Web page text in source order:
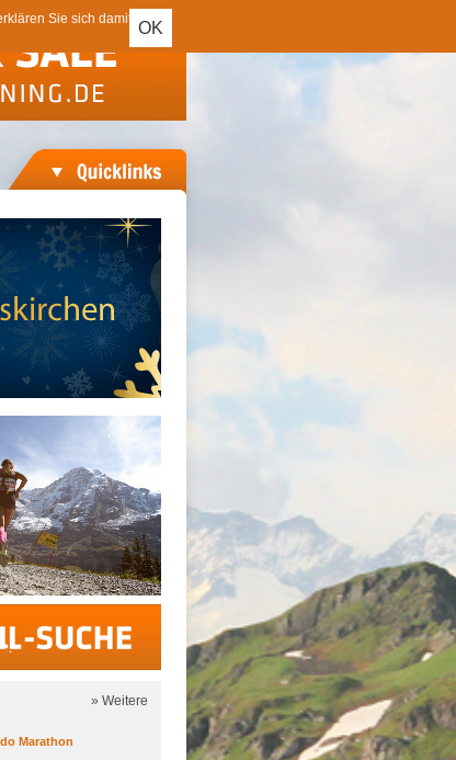
OK
Sie sich damit
» Weitere
Marathon